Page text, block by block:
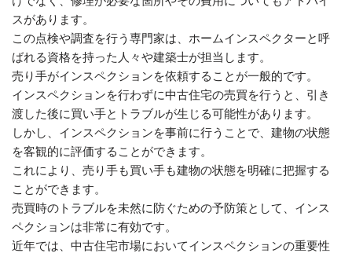
スがあります。
この点検や調査を行う専門家は、ホームインスペクターと呼
ばれる資格を持った人々や建築士が担当します。
売り手がインスペクションを依頼することが一般的です。
インスペクションを行わずに中古住宅の売買を行うと、引き
渡した後に買い手とトラブルが生じる可能性があります。
しかし、インスペクションを事前に行うことで、建物の状態
を客観的に評価することができます。
これにより、売り手も買い手も建物の状態を明確に把握する
ことができます。
売買時のトラブルを未然に防ぐための予防策として、インス
ペクションは非常に有効です。
近年では、中古住宅市場においてインスペクションの重要性